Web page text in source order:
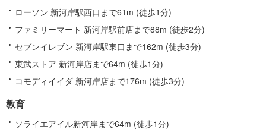
ローソン 新河岸駅西口まで61m (徒歩1分)
ファミリーマート 新河岸駅前店まで88m (徒歩2分)
セブンイレブン 新河岸駅東口まで162m (徒歩3分)
東武ストア 新河岸店まで64m (徒歩1分)
コモディイイダ 新河岸店まで176m (徒歩3分)
教育
ソライエアイル新河岸まで64m (徒歩1分)